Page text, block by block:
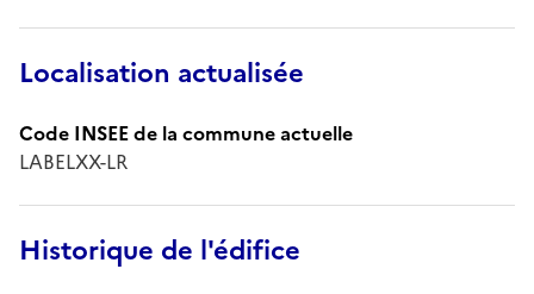
Localisation actualisée
Code INSEE de la commune actuelle
LABELXX-LR
Historique de l'édifice